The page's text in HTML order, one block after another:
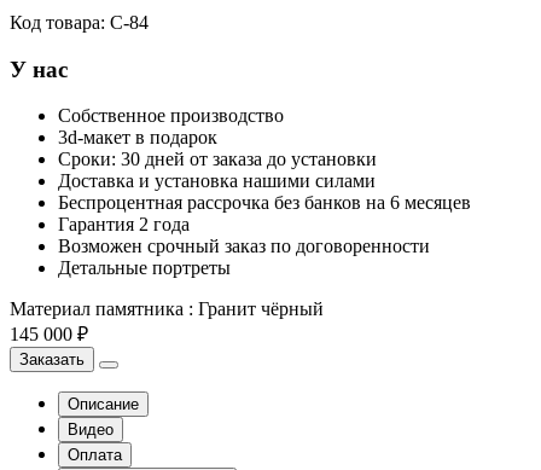
Код товара: С-84
У нас
Собственное производство
3d-макет в подарок
Сроки: 30 дней от заказа до установки
Доставка и установка нашими силами
Беспроцентная рассрочка без банков на 6 месяцев
Гарантия 2 года
Возможен срочный заказ по договоренности
Детальные портреты
Материал памятника : Гранит чёрный
145 000 ₽
Заказать
Описание
Видео
Оплата